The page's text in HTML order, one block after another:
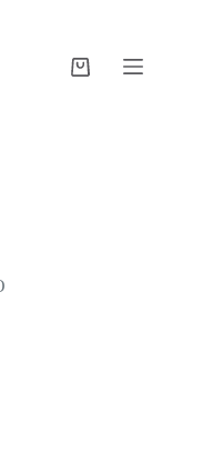
Carrinho